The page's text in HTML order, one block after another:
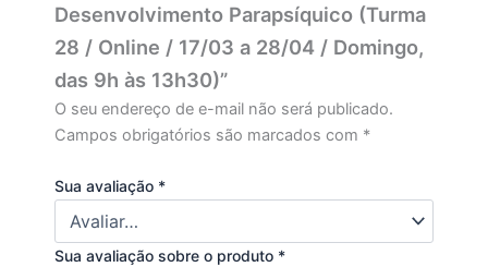
Desenvolvimento Parapsíquico (Turma
28 / Online / 17/03 a 28/04 / Domingo,
das 9h às 13h30)”
O seu endereço de e-mail não será publicado.
Campos obrigatórios são marcados com *
Sua avaliação *
Sua avaliação sobre o produto *